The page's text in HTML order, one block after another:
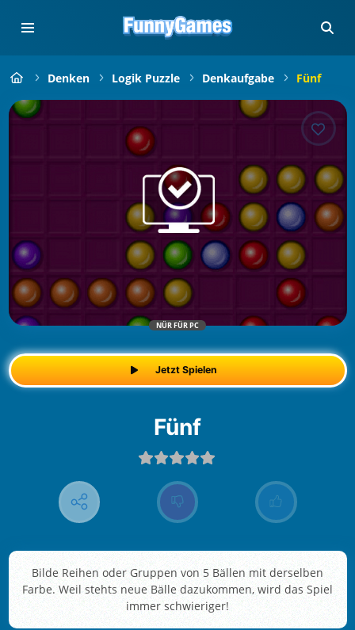
Denken Logik Puzzle Denkaufgabe Fünf
NÜR FÜR PC
Jetzt Spielen
Fünf
Bilde Reihen oder Gruppen von 5 Bällen mit derselben
Farbe. Weil stehts neue Bälle dazukommen, wird das Spiel
immer schwieriger!